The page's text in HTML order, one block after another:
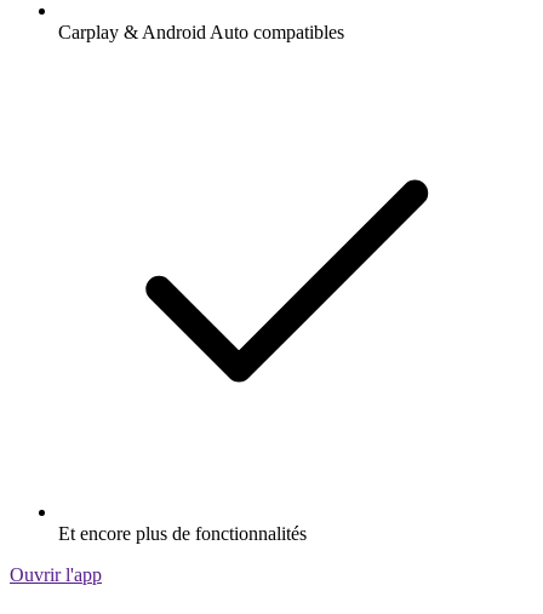
Carplay & Android Auto compatibles
Et encore plus de fonctionnalités
Ouvrir l'app